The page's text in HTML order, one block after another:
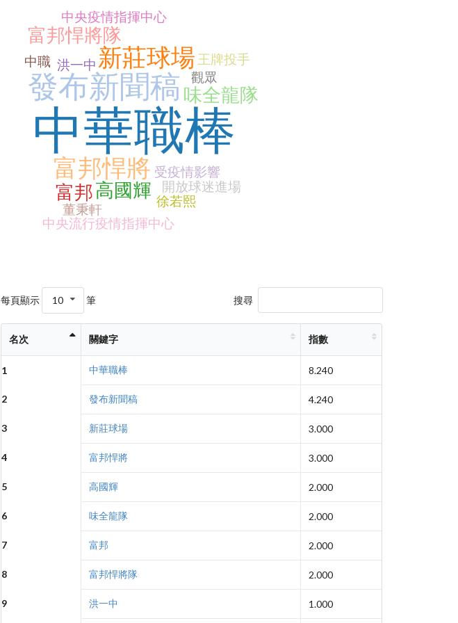
中華職棒
發布新聞稿
新莊球場
富邦悍將
高國輝
味全龍隊
富邦
富邦悍將隊
洪一中
受疫情影響
中職
董秉軒
中央疫情指揮中心
中央流行疫情指揮中心
觀眾
開放球迷進場
徐若熙
王牌投手
每頁顯示 10 筆 搜尋
名次 關鍵字 指數
1 中華職棒 8.240
2 發布新聞稿 4.240
3 新莊球場 3.000
4 富邦悍將 3.000
5 高國輝 2.000
6 味全龍隊 2.000
7 富邦 2.000
8 富邦悍將隊 2.000
9 洪一中 1.000